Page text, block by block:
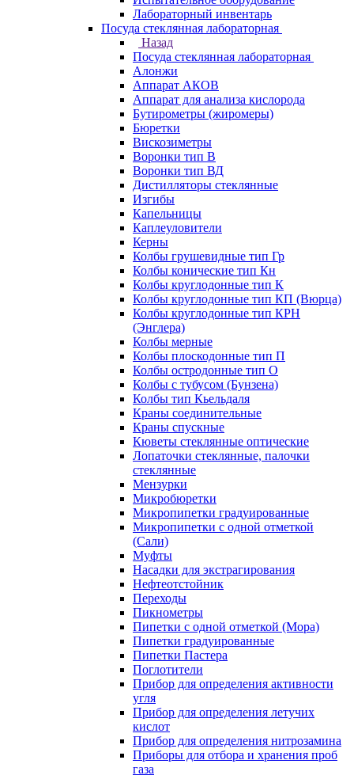
Лабораторный инвентарь
Посуда стеклянная лабораторная
Назад
Посуда стеклянная лабораторная
Алонжи
Аппарат АКОВ
Аппарат для анализа кислорода
Бутирометры (жиромеры)
Бюретки
Вискозиметры
Воронки тип В
Воронки тип ВД
Дистилляторы стеклянные
Изгибы
Капельницы
Каплеуловители
Керны
Колбы грушевидные тип Гр
Колбы конические тип Кн
Колбы круглодонные тип К
Колбы круглодонные тип КП (Вюрца)
Колбы круглодонные тип КРН
(Энглера)
Колбы мерные
Колбы плоскодонные тип П
Колбы остродонные тип О
Колбы с тубусом (Бунзена)
Колбы тип Кьельдаля
Краны соединительные
Краны спускные
Кюветы стеклянные оптические
Лопаточки стеклянные, палочки
стеклянные
Мензурки
Микробюретки
Микропипетки градуированные
Микропипетки с одной отметкой
(Сали)
Муфты
Насадки для экстрагирования
Нефтеотстойник
Переходы
Пикнометры
Пипетки с одной отметкой (Мора)
Пипетки градуированные
Пипетки Пастера
Поглотители
Прибор для определения активности
угля
Прибор для определения летучих
кислот
Прибор для определения нитрозамина
Приборы для отбора и хранения проб
газа